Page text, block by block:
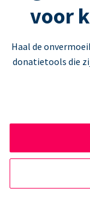
voor
Haal de
donatietools die